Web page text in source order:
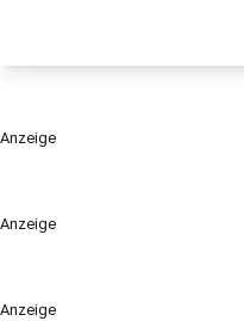
Anzeige
Anzeige
Anzeige